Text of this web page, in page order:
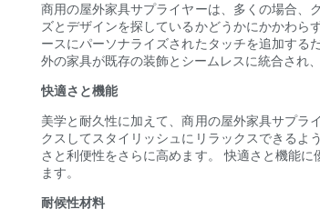
商用の屋外家具サプライヤーは、多くの場合、
ズとデザインを探しているかどうかにかかわ
ースにパーソナライズされたタッチを追加する
外の家具が既存の装飾とシームレスに統合され
快適さと機能
美学と耐久性に加えて、商用の屋外家具サプラ
クスしてスタイリッシュにリラックスできるよ
さと利便性をさらに高めます。 快適さと機能
ます。
耐候性材料